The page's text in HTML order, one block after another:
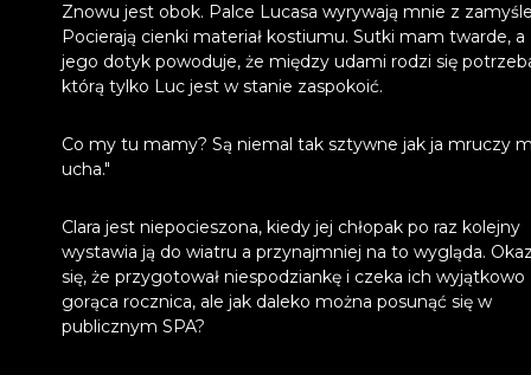
Znowu jest obok. Palce Lucasa wyrywają mnie z
Pocierają cienki materiał kostiumu. Sutki mam twarde, a
jego dotyk powoduje, że między udami rodzi się
którą tylko Luc jest w stanie zaspokoić.
Co my tu mamy? Są niemal tak sztywne jak ja mruczy
ucha."
Clara jest niepocieszona, kiedy jej chłopak po raz kolejny
wystawia ją do wiatru a przynajmniej na to wygląda.
się, że przygotował niespodziankę i czeka ich wyjątkowo
gorąca rocznica, ale jak daleko można posunąć się w
publicznym SPA?